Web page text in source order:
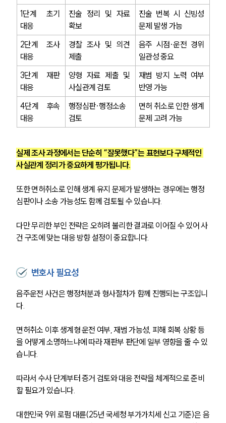
팀소개
글로벌 파트너 로펌
고객의 소리
통합검색
주요 업무사례
사례분석/최신동향
1단계 초기
대응
진술 정리 및 자료
확보
진술 번복 시 신빙성
문제 발생 가능
2단계 조사
대응
경찰 조사 및 의견
제출
음주 시점·운전 경위
일관성 중요
3단계 재판
대응
양형 자료 제출 및
사실관계 검토
재범 방지 노력 여부
반영 가능
4단계 후속
대응
행정심판·행정소송
검토
면허 취소로 인한 생계
문제 고려 가능
실제 조사 과정에서는 단순히 “잘못했다”는 표현보다 구체적인
사실관계 정리가 중요하게 평가됩니다.
또한 면허취소로 인해 생계 유지 문제가 발생하는 경우에는 행정
심판이나 소송 가능성도 함께 검토될 수 있습니다.
다만 무리한 부인 전략은 오히려 불리한 결과로 이어질 수 있어 사
건 구조에 맞는 대응 방향 설정이 중요합니다.
변호사 필요성
음주운전 사건은 행정처분과 형사절차가 함께 진행되는 구조입니
다.
면허취소 이후 생계형 운전 여부, 재범 가능성, 피해 회복 상황 등
을 어떻게 소명하느냐에 따라 재판부 판단에 일부 영향을 줄 수 있
습니다.
따라서 수사 단계부터 증거 검토와 대응 전략을 체계적으로 준비
할 필요가 있습니다.
대한민국 9위 로펌 대륜(25년 국세청 부가가치세 신고 기준)은 음